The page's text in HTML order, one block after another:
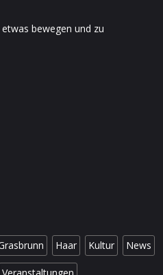
bewegen und zu
Haar Kultur News